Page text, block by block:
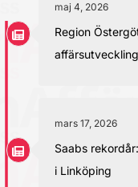
maj 4, 2026
Region
mars 17, 2026
Saabs
i Linköping